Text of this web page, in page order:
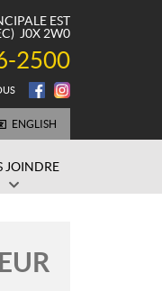
EST
J0X 2W0
2500
ENGLISH
JOINDRE